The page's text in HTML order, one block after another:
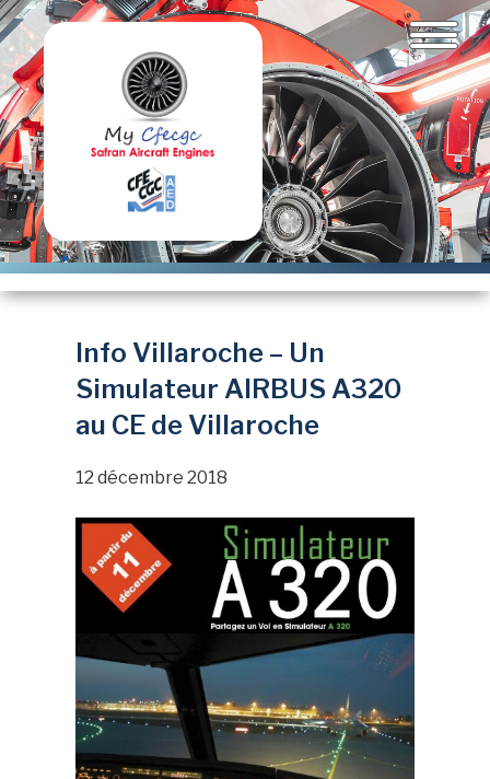
Aller
au
contenu
principal
Info Villaroche – Un
Simulateur AIRBUS A320
au CE de Villaroche
12 décembre 2018